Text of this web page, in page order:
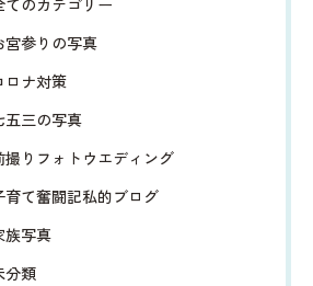
てのカテゴリー
宮参りの写真
ロナ対策
五三の写真
撮りフォトウエディング
育て奮闘記私的ブログ
族写真
分類